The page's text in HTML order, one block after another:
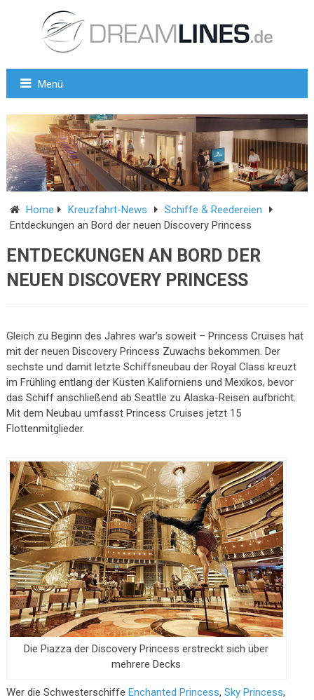
Menü
Home Kreuzfahrt-News
Schiffe & Reedereien
Entdeckungen an Bord der neuen Discovery Princess
ENTDECKUNGEN AN BORD DER
NEUEN DISCOVERY PRINCESS
Gleich zu Beginn des Jahres war’s soweit – Princess Cruises hat
mit der neuen Discovery Princess Zuwachs bekommen. Der
sechste und damit letzte Schiffsneubau der Royal Class kreuzt
im Frühling entlang der Küsten Kaliforniens und Mexikos, bevor
das Schiff anschließend ab Seattle zu Alaska-Reisen aufbricht.
Mit dem Neubau umfasst Princess Cruises jetzt 15
Flottenmitglieder.
Die Piazza der Discovery Princess erstreckt sich über
mehrere Decks
Wer die Schwesterschiffe Enchanted Princess, Sky Princess,